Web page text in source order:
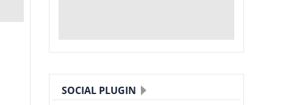
SOCIAL PLUGIN